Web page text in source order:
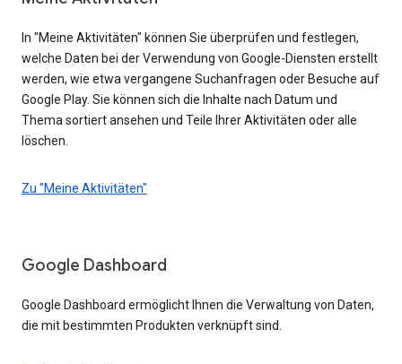
In "Meine Aktivitäten" können Sie überprüfen und festlegen,
welche Daten bei der Verwendung von Google-Diensten erstellt
werden, wie etwa vergangene Suchanfragen oder Besuche auf
Google Play. Sie können sich die Inhalte nach Datum und
Thema sortiert ansehen und Teile Ihrer Aktivitäten oder alle
löschen.
Zu "Meine Aktivitäten"
Google Dashboard
Google Dashboard ermöglicht Ihnen die Verwaltung von Daten,
die mit bestimmten Produkten verknüpft sind.